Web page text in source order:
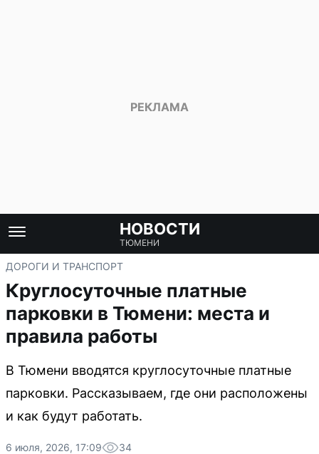
НОВОСТИ
ТЮМЕНИ
ДОРОГИ И ТРАНСПОРТ
Круглосуточные платные
парковки в Тюмени: места и
правила работы
В Тюмени вводятся круглосуточные платные
парковки. Рассказываем, где они расположены
и как будут работать.
6 июля, 2026, 17:09 34